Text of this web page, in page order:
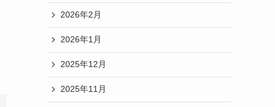
2026年2月
2026年1月
2025年12月
2025年11月